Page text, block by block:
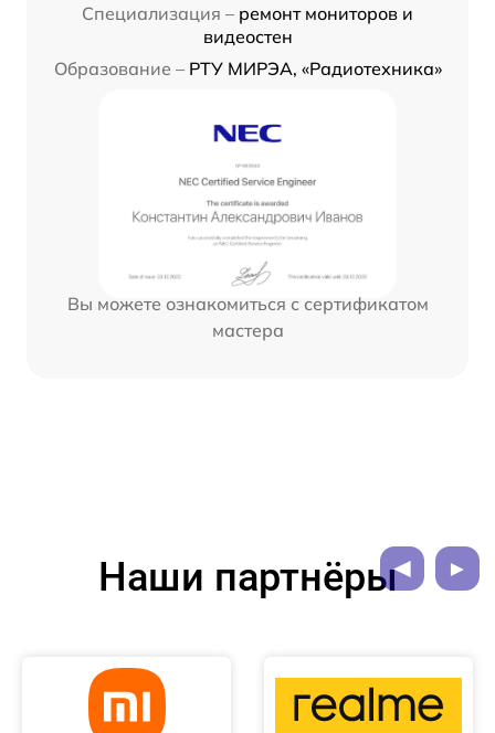
Специализация – ремонт мониторов и
видеостен
Образование – РТУ МИРЭА, «Радиотехника»
Вы можете ознакомиться с сертификатом
мастера
Наши партнёры